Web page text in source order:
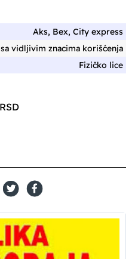
Aks, Bex, City express
vidljivim znacima korišćenja
Fizičko lice